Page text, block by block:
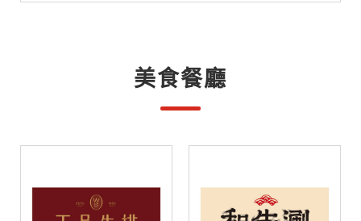
美食餐廳